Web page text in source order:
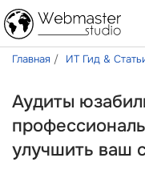
Главная ИТ Гид &
Аудиты
улучшить ваш